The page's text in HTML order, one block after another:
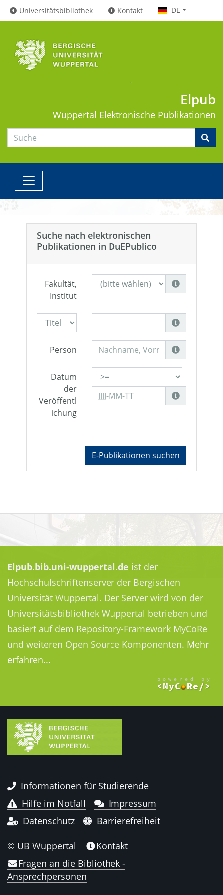
Universitätsbibliothek Kontakt DE
Elpub
Wuppertal Elektronische Publikationen
Suche nach elektronischen
Publikationen in DuEPublico
Fakultät,
Institut
Person
Datum
der
Veröffentl
ichung
E-Publikationen suchen
Elpub.bib.uni-wuppertal.de ist der
Hochschulschriftenserver der Bergischen
Universität Wuppertal. Der Server wird von der
Universitätsbibliothek Wuppertal betrieben und
basiert auf dem Repository-Framework MyCoRe
und weiteren Open Source Komponenten. Mehr
erfahren...
Informationen für Studierende
Hilfe im Notfall
Impressum
Datenschutz
Barrierefreiheit
© UB Wuppertal
Kontakt
Fragen an die Bibliothek -
Ansprechpersonen